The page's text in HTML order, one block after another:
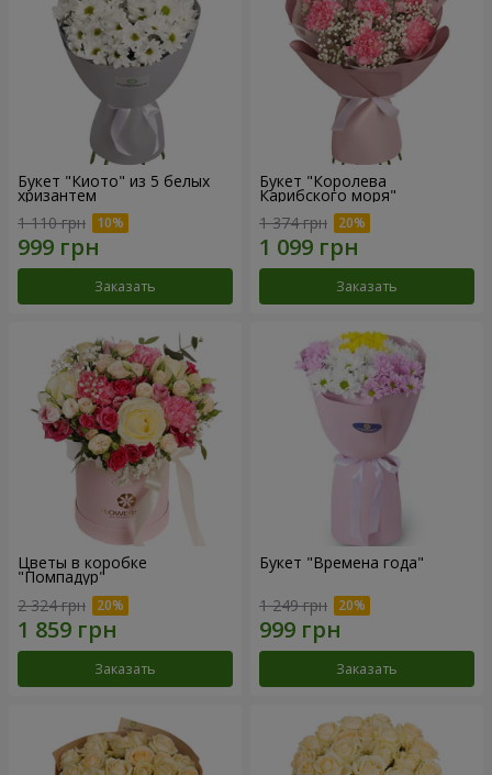
Букет "Киото" из 5 белых
хризантем
1 110 грн
Заказать
Букет "Королева
Карибского моря"
1 374 грн
Заказать
Цветы в коробке
"Помпадур"
2 324 грн
Заказать
Букет "Времена года"
1 249 грн
Заказать